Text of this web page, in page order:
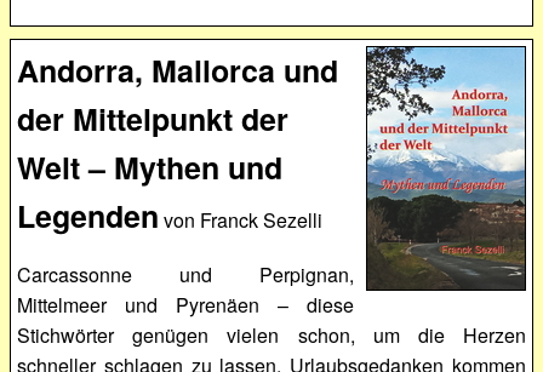
Andorra, Mallorca und
der Mittelpunkt der
Welt – Mythen und
Legenden von Franck Sezelli
Carcassonne und Perpignan,
Mittelmeer und Pyrenäen – diese
Stichwörter genügen vielen schon, um die Herzen
schneller schlagen zu lassen. Urlaubsgedanken kommen